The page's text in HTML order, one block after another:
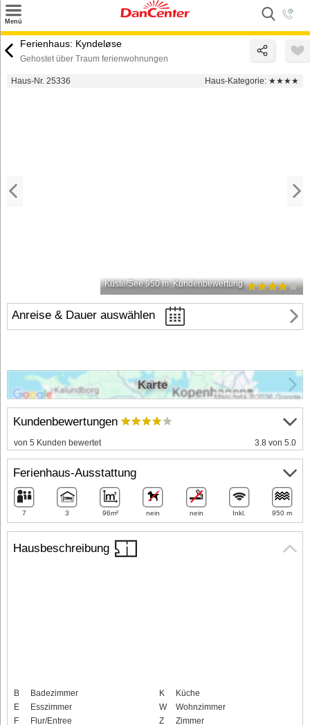
Menü
Suchen
Ferienhaus: Kyndeløse
Gehostet über Traum ferienwohnungen
Haus-Nr. 25336 Haus-Kategorie: ★★★★
Küste/See 950 m Kundenbewertung
Anreise & Dauer auswählen
Hausbeschreibung
B
Badezimmer
E
Esszimmer
F
Flur/Entree
K
Küche
W
Wohnzimmer
Z
Zimmer
Kundenbewertungen
von 5 Kunden bewertet 3.8 von 5.0
Ferienhaus-Ausstattung
7 3 96m² nein nein Inkl. 950 m
Karte